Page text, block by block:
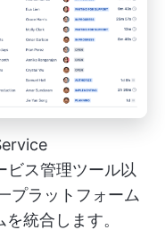
ス管理ツール以
プラットフォーム
統合します。